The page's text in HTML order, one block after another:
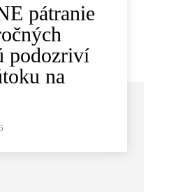
pátranie
podozriví
na